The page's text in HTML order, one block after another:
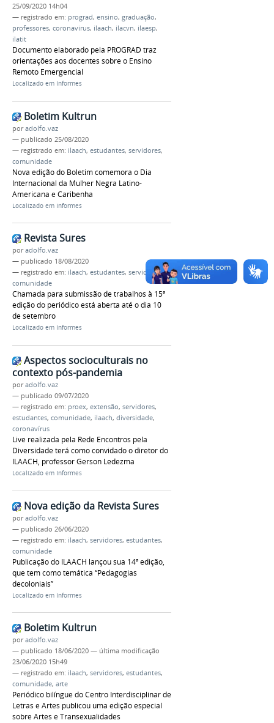
25/09/2020 14h04
— registrado em: prograd, ensino, graduação,
professores, coronavirus, ilaach, ilacvn, ilaesp,
ilatit
Documento elaborado pela PROGRAD traz
orientações aos docentes sobre o Ensino
Remoto Emergencial
Localizado em Informes
Boletim Kultrun
poradolfo.vaz
— publicado 25/08/2020
— registrado em: ilaach, estudantes, servidores,
comunidade
Nova edição do Boletim comemora o Dia
Internacional da Mulher Negra Latino-
Americana e Caribenha
Localizado em Informes
Revista Sures
poradolfo.vaz
— publicado 18/08/2020
— registrado em: ilaach, estudantes, servidores,
comunidade
Chamada para submissão de trabalhos à 15ª
edição do periódico está aberta até o dia 10
de setembro
Localizado em Informes
Aspectos socioculturais no
contexto pós-pandemia
poradolfo.vaz
— publicado 09/07/2020
— registrado em: proex, extensão, servidores,
estudantes, comunidade, ilaach, diversidade,
coronavírus
Live realizada pela Rede Encontros pela
Diversidade terá como convidado o diretor do
ILAACH, professor Gerson Ledezma
Localizado em Informes
Nova edição da Revista Sures
poradolfo.vaz
— publicado 26/06/2020
— registrado em: ilaach, servidores, estudantes,
comunidade
Publicação do ILAACH lançou sua 14ª edição,
que tem como temática “Pedagogias
decoloniais”
Localizado em Informes
Boletim Kultrun
poradolfo.vaz
— publicado 18/06/2020 — última modificação
23/06/2020 15h49
— registrado em: ilaach, servidores, estudantes,
comunidade, arte
Periódico bilíngue do Centro Interdisciplinar de
Letras e Artes publicou uma edição especial
sobre Artes e Transexualidades